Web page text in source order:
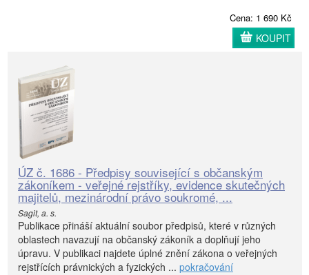
Cena: 1 690 Kč
KOUPIT
ÚZ č. 1686 - Předpisy související s občanským
zákoníkem - veřejné rejstříky, evidence skutečných
majitelů, mezinárodní právo soukromé, ...
Sagit, a. s.
Publikace přináší aktuální soubor předpisů, které v různých
oblastech navazují na občanský zákoník a doplňují jeho
úpravu. V publikaci najdete úplné znění zákona o veřejných
rejstřících právnických a fyzických ... pokračování